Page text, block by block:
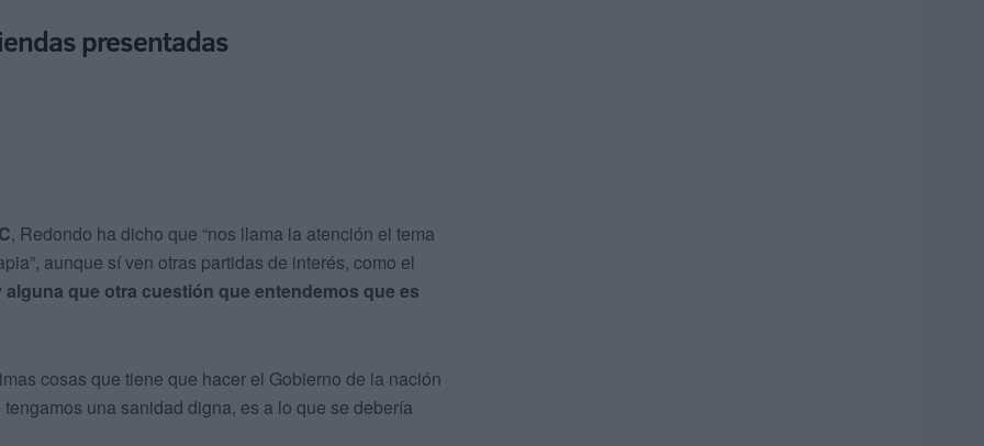
presentadas
, Redondo ha dicho que “nos llama la atención el tema
aunque sí ven otras partidas de interés, como el
que otra cuestión que entendemos que es
cosas que tiene que hacer el Gobierno de la nación
una sanidad digna, es a lo que se debería